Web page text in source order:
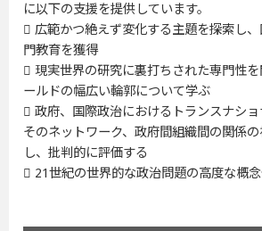
に以下の支援を提供しています。
 広範かつ絶えず変化する主題を探索し
門教育を獲得
 現実世界の研究に裏打ちされた専門性
ールドの幅広い輪郭について学ぶ
 政府、国際政治におけるトランスナシ
そのネットワーク、政府間組織間の関係
し、批判的に評価する
 21世紀の世界的な政治問題の高度な概